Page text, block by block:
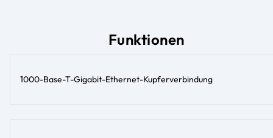
Funktionen
1000-Base-T-Gigabit-Ethernet-Kupferverbindung